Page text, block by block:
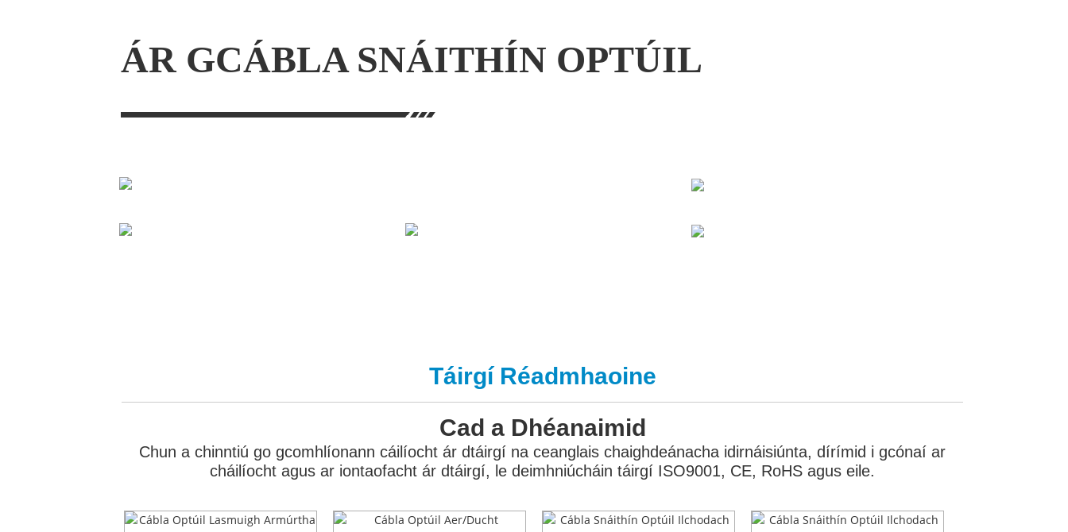
ÁR GCÁBLA SNÁITHÍN OPTÚIL
Táirgí Réadmhaoine
Cad a Dhéanaimid
Chun a chinntiú go gcomhlíonann cáilíocht ár dtáirgí na ceanglais chaighdeánacha idirnáisiúnta, dírímid i gcónaí ar
cháilíocht agus ar iontaofacht ár dtáirgí, le deimhniúcháin táirgí ISO9001, CE, RoHS agus eile.